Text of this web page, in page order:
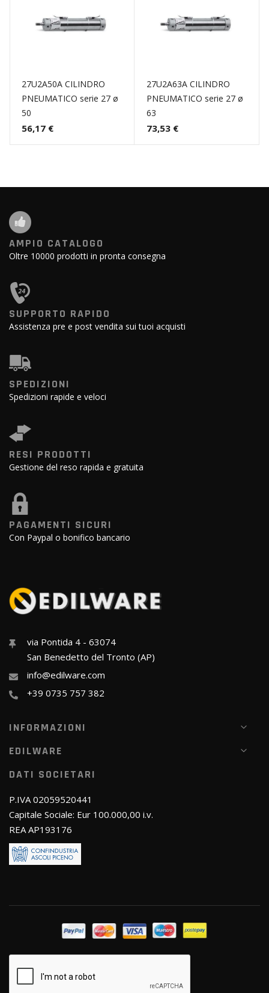
27U2A50A CILINDRO
PNEUMATICO serie 27 ø
50
56,17 €
27U2A63A CILINDRO
PNEUMATICO serie 27 ø
63
73,53 €
AMPIO CATALOGO
Oltre 10000 prodotti in pronta consegna
SUPPORTO RAPIDO
Assistenza pre e post vendita sui tuoi acquisti
SPEDIZIONI
Spedizioni rapide e veloci
RESI PRODOTTI
Gestione del reso rapida e gratuita
PAGAMENTI SICURI
Con Paypal o bonifico bancario
via Pontida 4 - 63074
San Benedetto del Tronto (AP)
info@edilware.com
+39 0735 757 382
INFORMAZIONI
EDILWARE
DATI SOCIETARI
P.IVA 02059520441
Capitale Sociale: Eur 100.000,00 i.v.
REA AP193176